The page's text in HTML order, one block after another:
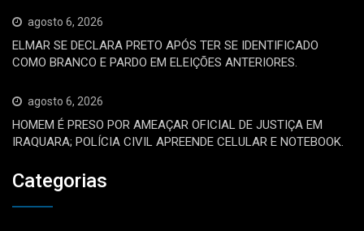
agosto 6, 2026
ELMAR SE DECLARA PRETO APÓS TER SE IDENTIFICADO
COMO BRANCO E PARDO EM ELEIÇÕES ANTERIORES.
agosto 6, 2026
HOMEM É PRESO POR AMEAÇAR OFICIAL DE JUSTIÇA EM
IRAQUARA; POLÍCIA CIVIL APREENDE CELULAR E NOTEBOOK.
Categorias